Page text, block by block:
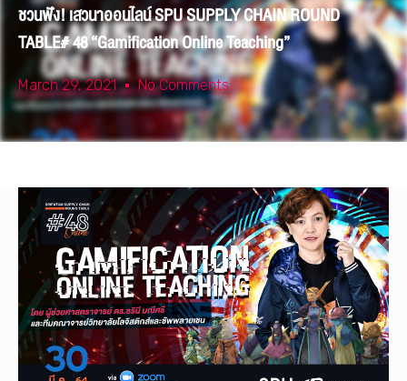
ชวนฟัง! เสวนาออนไลน์ SPU SUPPLY CHAIN ROUND
TABLE# 48 “Gamification Online Teaching”
March 29, 2021 No Comments